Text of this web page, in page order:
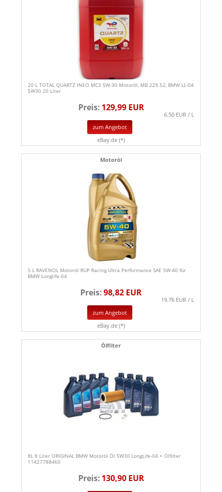
20 L TOTAL QUARTZ INEO MC3 5W-30 Motoröl, MB 229.52, BMW LL-04
5W30 20 Liter
Preis: 129,99 EUR
6.50 EUR / L
zum Angebot
eBay.de (*)
Motoröl
5 L RAVENOL Motoröl RUP Racing Ultra Performance SAE 5W-40 für
BMW Longlife-04
Preis:98,82 EUR
19.76 EUR / L
zum Angebot
eBay.de (*)
Ölfilter
8L 8 Liter ORIGINAL BMW Motoröl Öl 5W30 LongLife-04 + Ölfilter
11427788460
Preis: 130,90 EUR